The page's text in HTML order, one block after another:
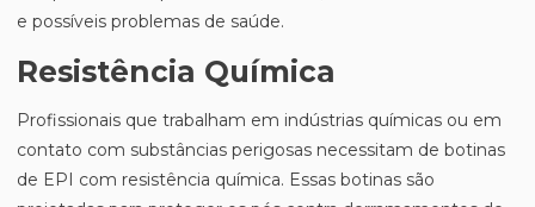
e possíveis problemas de saúde.
Resistência Química
Profissionais que trabalham em indústrias químicas ou em
contato com substâncias perigosas necessitam de botinas
de EPI com resistência química. Essas botinas são